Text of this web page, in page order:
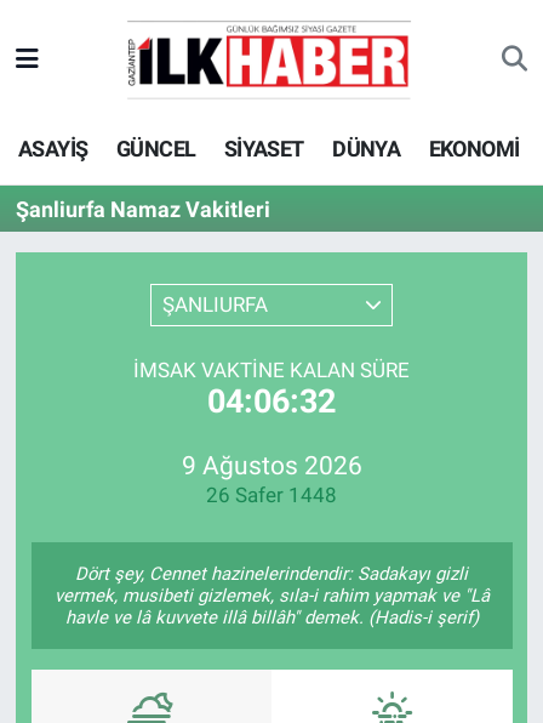
ASAYİŞ GÜNCEL SİYASET DÜNYA EKONOMİ
Şanliurfa Namaz Vakitleri
ŞANLIURFA
İMSAK VAKTINE KALAN SÜRE
04:06:32
9 Ağustos 2026
26 Safer 1448
Dört şey, Cennet hazinelerindendir: Sadakayı gizli
vermek, musibeti gizlemek, sıla-i rahim yapmak ve "Lâ
havle ve lâ kuvvete illâ billâh" demek. (Hadis-i şerif)
EKONOMİ
SİYASET
SAĞLIK
Beyoğlu Hava Durumu
Beyoğlu Trafik Yoğunluk Haritası
Süper Lig Puan Durumu ve Fikstür
Tüm Manşetler